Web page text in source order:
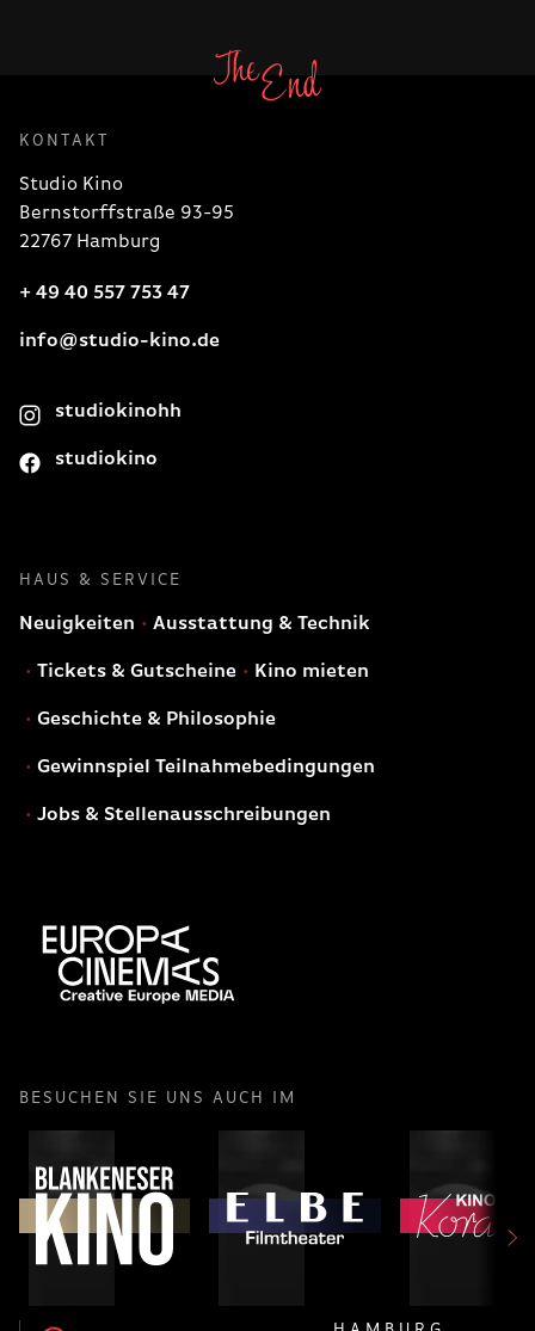
KONTAKT
Studio Kino
Bernstorffstraße 93-95
22767 Hamburg
+ 49 40 557 753 47
info@studio-kino.de
studiokinohh
studiokino
HAUS & SERVICE
Neuigkeiten Ausstattung & Technik
Tickets & Gutscheine Kino mieten
Geschichte & Philosophie
Gewinnspiel Teilnahmebedingungen
Jobs & Stellenausschreibungen
BESUCHEN SIE UNS AUCH IM